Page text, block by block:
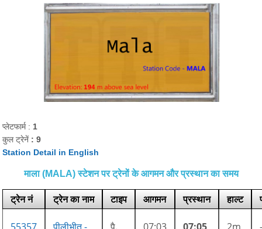
प्लेटफार्म : 1
कुल ट्रेनें : 9
Station Detail in English
माला (MALA) स्टेशन पर ट्रेनों के आगमन और प्रस्थान का समय
ट्रेन नं ट्रेन का नाम टाइप आगमन प्रस्थान हाल्ट